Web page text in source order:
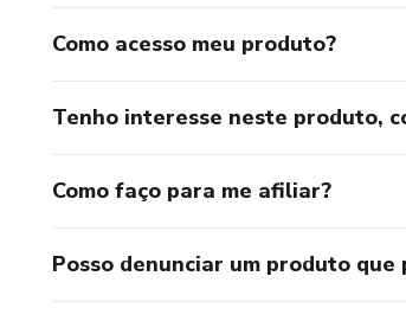
Como acesso meu produto?
Tenho interesse neste produto,
Como faço para me afiliar?
Posso denunciar um produto